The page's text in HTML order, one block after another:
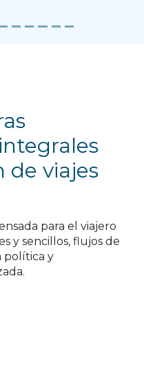
de viajes
para el viajero
y sencillos, flujos de
política y